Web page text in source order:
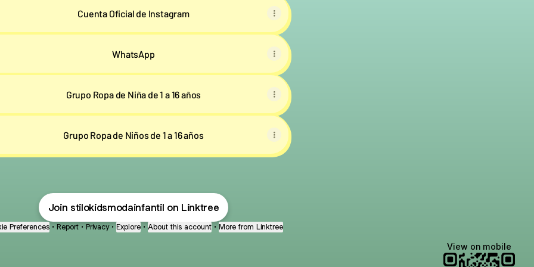
Cuenta Oficial de Instagram
WhatsApp
Grupo Ropa de Niña de 1 a 16 años
Grupo Ropa de Niños de 1 a 16 años
Join stilokidsmodainfantil on Linktree
Preferences • Report • Privacy • Explore • About this account • More from Linktree
View on mobile